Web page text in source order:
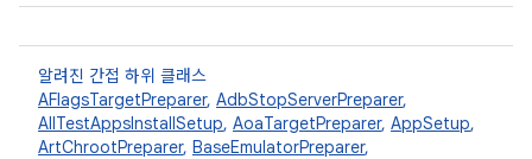
알려진 간접 하위 클래스
AFlagsTargetPreparer, AdbStopServerPreparer,
AllTestAppsInstallSetup, AoaTargetPreparer, AppSetup,
ArtChrootPreparer, BaseEmulatorPreparer,